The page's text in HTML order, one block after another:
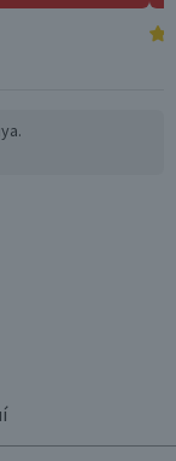
kj / 2000 kcal)